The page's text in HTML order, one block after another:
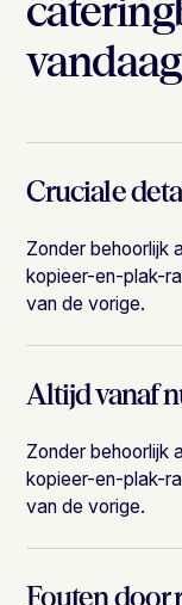
Cruciale
Zonder behoorlijk
kopieer-en-plak-
van de vorige.
Altijd vanaf
Zonder behoorlijk
kopieer-en-plak-
van de vorige.
Fouten door